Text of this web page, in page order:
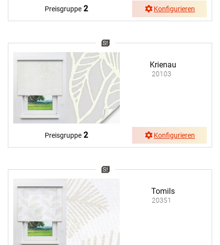
Preisgruppe 2 Konfigurieren
Krienau
20103
Preisgruppe 2 Konfigurieren
Tomils
20351